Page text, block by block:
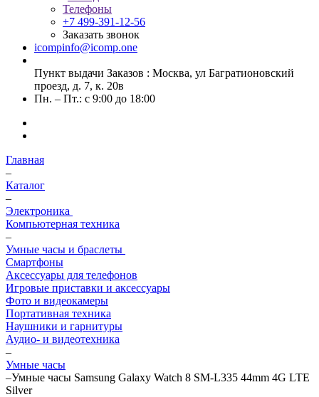
Телефоны
+7 499-391-12-56
Заказать звонок
icompinfo@icomp.one
Пункт выдачи Заказов : Москва, ул Багратионовский
проезд, д. 7, к. 20в
Пн. – Пт.: с 9:00 до 18:00
Главная
–
Каталог
–
Электроника
Компьютерная техника
–
Умные часы и браслеты
Смартфоны
Аксессуары для телефонов
Игровые приставки и аксессуары
Фото и видеокамеры
Портативная техника
Наушники и гарнитуры
Аудио- и видеотехника
–
Умные часы
–Умные часы Samsung Galaxy Watch 8 SM-L335 44mm 4G LTE
Silver